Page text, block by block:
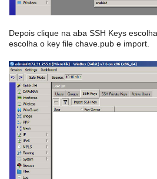
Depois clique na aba SSH Keys
escolha o key file chave.pub e import.